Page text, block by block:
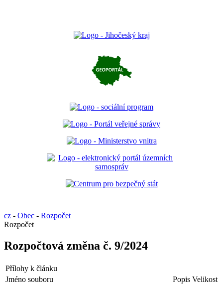
cz - Obec - Rozpočet
Rozpočet
Rozpočtová změna č. 9/2024
Přílohy k článku
Jméno souboru
Popis Velikost